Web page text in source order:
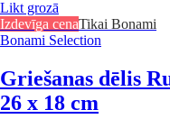
Likt grozā
Izdevīga cenaTikai Bonami
Bonami Selection
Griešanas dēlis
26 x 18 cm